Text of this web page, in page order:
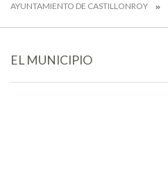
AYUNTAMIENTO DE CASTILLONROY
EL MUNICIPIO